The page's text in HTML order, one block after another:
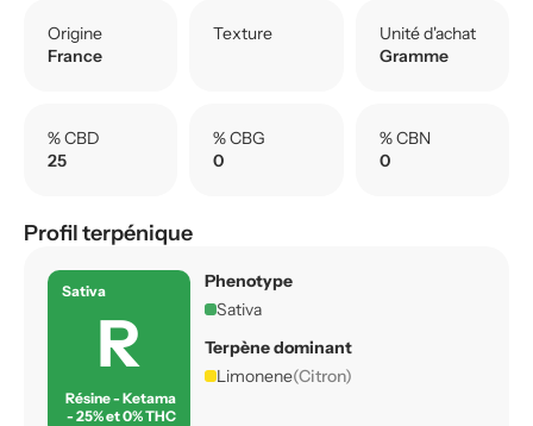
Origine
France
Texture
Unité d'achat
Gramme
% CBD
25
% CBG
0
% CBN
0
Profil terpénique
Sativa
R
Résine - Ketama
- 25% et 0% THC
Phenotype
Sativa
Terpène dominant
Limonene(Citron)